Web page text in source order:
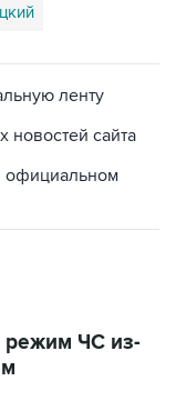
ленту
новостей сайта
официальном
режим ЧС из-